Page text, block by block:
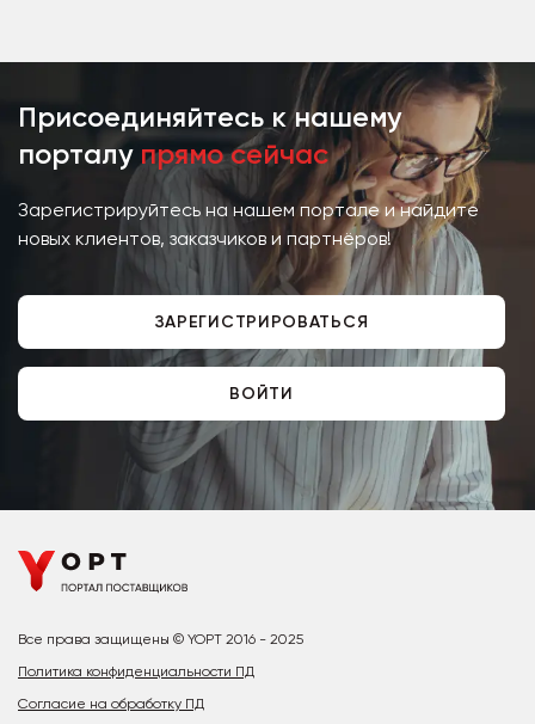
Присоединяйтесь к нашему
порталу прямо сейчас
Зарегистрируйтесь на нашем портале и найдите
новых клиентов, заказчиков и партнёров!
ЗАРЕГИСТРИРОВАТЬСЯ
ВОЙТИ
Все права защищены © YOPT 2016 - 2025
Политика конфиденциальности ПД
Согласие на обработку ПД